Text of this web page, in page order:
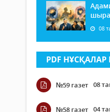
08
PDF
№59 газет 08
№58 газет 04